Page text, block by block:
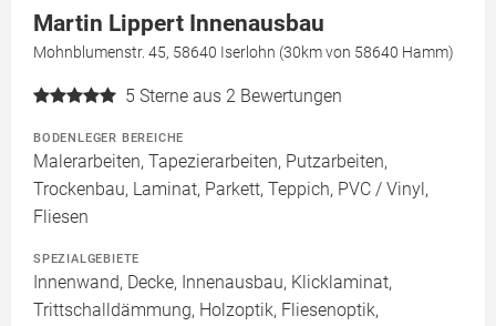
Martin Lippert Innenausbau
Mohnblumenstr. 45, 58640 Iserlohn (30km von 58640 Hamm)
5 Sterne aus 2 Bewertungen
BODENLEGER BEREICHE
Malerarbeiten, Tapezierarbeiten, Putzarbeiten,
Trockenbau, Laminat, Parkett, Teppich, PVC / Vinyl,
Fliesen
SPEZIALGEBIETE
Innenwand, Decke, Innenausbau, Klicklaminat,
Trittschalldämmung, Holzoptik, Fliesenoptik,